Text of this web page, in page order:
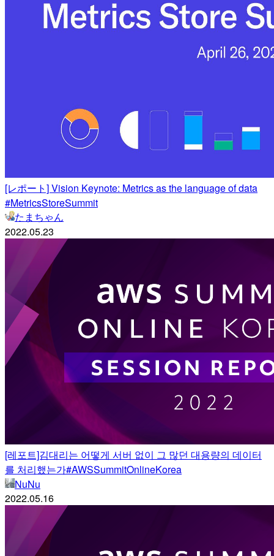
[レポート] Vision Keynote: Metrics as the language of data
#MetricsStoreSummit
たまちゃん
2022.05.23
[레포트]김대리는 어떻게 서버 없이 그 많던 대용량의 데이터
를 처리했는가#AWSSummitOnlineKorea
NuNu
2022.05.16